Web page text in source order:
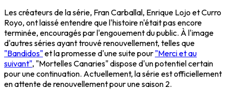
Les créateurs de la série, Fran Carballal, Enrique Lojo et Curro
Royo, ont laissé entendre que l'histoire n'était pas encore
terminée, encouragés par l'engouement du public. À l'image
d'autres séries ayant trouvé renouvellement, telles que
"Bandidos"et la promesse d'une suite pour "Merci et au
suivant", "Mortelles Canaries" dispose d'un potentiel certain
pour une continuation. Actuellement, la série est officiellement
en attente de renouvellement pour une saison 2.